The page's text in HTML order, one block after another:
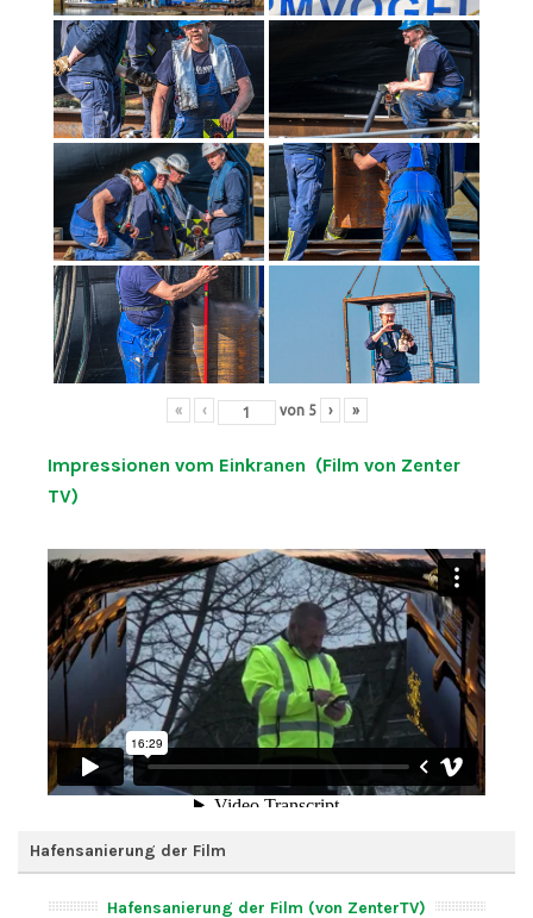
« ‹ von 5 › »
Impressionen vom Einkranen (Film von Zenter
TV)
Hafensanierung der Film
Hafensanierung der Film (von ZenterTV)